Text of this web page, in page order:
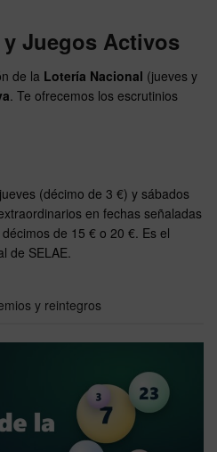
Juegos Activos
de la Lotería Nacional (jueves y
. Te ofrecemos los escrutinios
(décimo de 3 €) y sábados
en fechas señaladas
de 15 € o 20 €. Es el
de SELAE.
y reintegros